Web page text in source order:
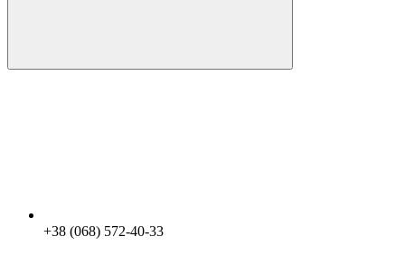
+38 (068) 572-40-33